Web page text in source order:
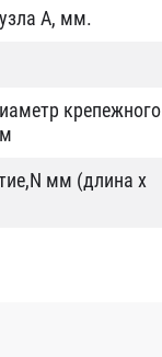
А, мм.
крепежного
мм (длина х